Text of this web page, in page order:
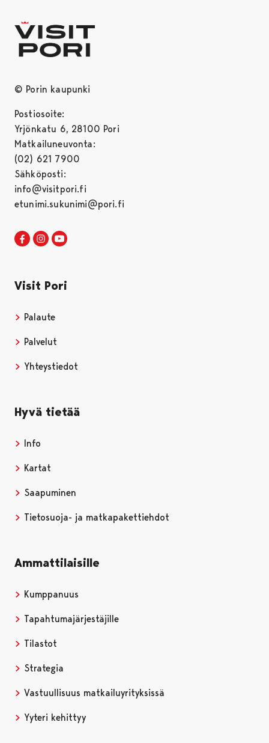
© Porin kaupunki
Postiosoite:
Yrjönkatu 6, 28100 Pori
Matkailuneuvonta:
(02) 621 7900
Sähköposti:
info@visitpori.fi
etunimi.sukunimi@pori.fi
Visit Pori Facebookissa
Avautuu uudessa välilehdessä
Visit Pori Instagrammissa
Avautuu uudessa välilehdessä
Visit Pori
Palaute
Palvelut
Yhteystiedot
Hyvä tietää
Info
Kartat
Saapuminen
Tietosuoja- ja matkapakettiehdot
Ammattilaisille
Kumppanuus
Tapahtumajärjestäjille
Tilastot
Strategia
Vastuullisuus matkailuyrityksissä
Yyteri kehittyy